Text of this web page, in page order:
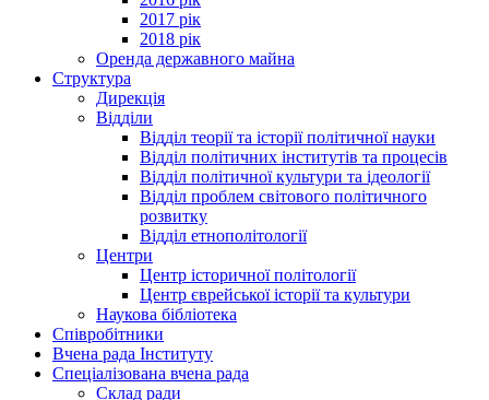
2017 рік
2018 рік
Оренда державного майна
Структура
Дирекція
Відділи
Відділ теорії та історії політичної науки
Відділ політичних інститутів та процесів
Відділ політичної культури та ідеології
Відділ проблем світового політичного
розвитку
Відділ етнополітології
Центри
Центр історичної політології
Центр єврейської історії та культури
Наукова бібліотека
Співробітники
Вчена рада Інституту
Спеціалізована вчена рада
Склад ради